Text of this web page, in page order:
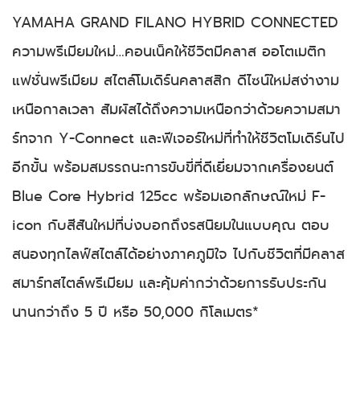
YAMAHA GRAND FILANO HYBRID CONNECTED
ความพรีเมียมใหม่…คอนเน็คให้ชีวิตมีคลาส ออโตเมติก
แฟชั่นพรีเมียม สไตล์โมเดิร์นคลาสสิก ดีไซน์ใหม่สง่างาม
เหนือกาลเวลา สัมผัสได้ถึงความเหนือกว่าด้วยความสมา
ร์ทจาก Y-Connect และฟีเจอร์ใหม่ที่ทำให้ชีวิตโมเดิร์นไป
อีกขั้น พร้อมสมรรถนะการขับขี่ที่ดีเยี่ยมจากเครื่องยนต์
Blue Core Hybrid 125cc พร้อมเอกลักษณ์ใหม่ F-
icon กับสีสันใหม่ที่บ่งบอกถึงรสนิยมในแบบคุณ ตอบ
สนองทุกไลฟ์สไตล์ได้อย่างภาคภูมิใจ ไปกับชีวิตที่มีคลาส
สมาร์ทสไตล์พรีเมียม และคุ้มค่ากว่าด้วยการรับประกัน
นานกว่าถึง 5 ปี หรือ 50,000 กิโลเมตร*